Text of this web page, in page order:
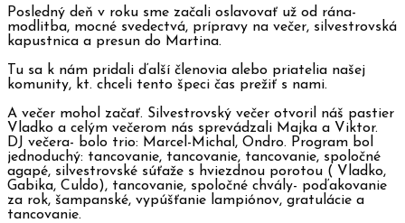
Posledný deň v roku sme začali oslavovať už od rána-
modlitba, mocné svedectvá, prípravy na večer, silvestrovská
kapustnica a presun do Martina.
Tu sa k nám pridali ďalší členovia alebo priatelia našej
komunity, kt. chceli tento špeci čas prežiť s nami.
A večer mohol začať. Silvestrovský večer otvoril náš pastier
Vladko a celým večerom nás sprevádzali Majka a Viktor.
DJ večera- bolo trio: Marcel-Michal, Ondro. Program bol
jednoduchý: tancovanie, tancovanie, tancovanie, spoločné
agapé, silvestrovské súťaže s hviezdnou porotou ( Vladko,
Gabika, Culdo), tancovanie, spoločné chvály- poďakovanie
za rok, šampanské, vypúšťanie lampiónov, gratulácie a
tancovanie.